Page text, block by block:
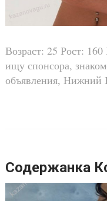
Возраст: 25 Рост:
ищу спонсора,
объявления, Нижний
Содержанка